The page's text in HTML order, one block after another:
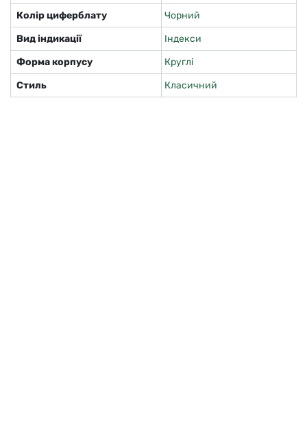
Колір циферблату
Чорний
Вид індикації
Індекси
Форма корпусу
Круглі
Стиль
Класичний